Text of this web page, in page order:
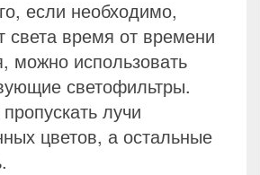
если необходимо,
света время от времени
можно использовать
светофильтры.
лучи
цветов, а остальные